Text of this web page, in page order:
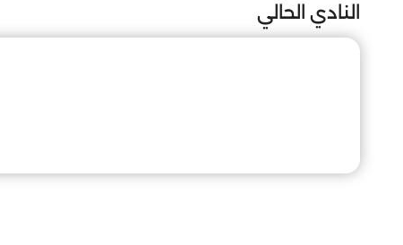
النادي الحالي